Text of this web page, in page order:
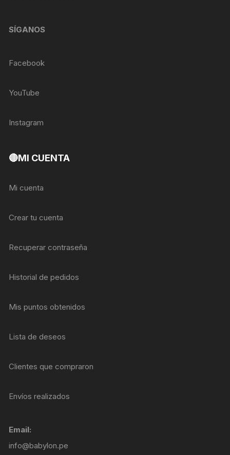
SÍGANOS
Facebook
YouTube
Instagram
🔴MI CUENTA
Mi cuenta
Crear tu cuenta
Recuperar contraseña
Historial de pedidos
Mis puntos obtenidos
Lista de deseos
Clientes que compraron
Envíos realizados
Email:
info@babylon.pe